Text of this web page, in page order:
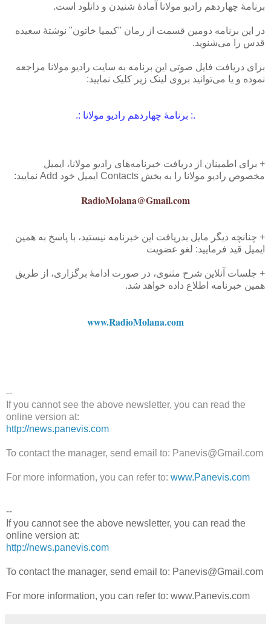
برنامهٔ چهاردهم رادیو مولانا آمادهٔ شنیدن و دانلود است.
در این برنامه دومین قسمت از رمان "کیمیا خاتون" نوشتهٔ سعیده
قدس را می‌شنوید.
برای دریافت فایل‌ صوتی این برنامه به سایت رادیو مولانا مراجعه
نموده و یا می‌توانید بروی لینک زیر کلیک نمایید:
.: برنامهٔ چهاردهم رادیو مولانا :.
+ برای اطمینان از دریافت خبرنامه‌های رادیو مولانا، ایمیل
مخصوص رادیو مولانا را به بخش Contacts ایمیل خود Add نمایید:
RadioMolana@Gmail.com
+ چنانچه دیگر مایل بدریافت این خبرنامه نیستید، با پاسخ به همین
ایمیل قید فرمایید: لغو عضویت
+ جلسات آنلاین شرح مثنوی، در صورت ادامهٔ برگزاری، از طریق
همین خبرنامه اطلاع داده خواهد شد.
www.RadioMolana.com
--
If you cannot see the above newsletter, you can read the
online version at:
http://news.panevis.com
To contact the manager, send email to: Panevis@Gmail.com
For more information, you can refer to: www.Panevis.com
--
If you cannot see the above newsletter, you can read the
online version at:
http://news.panevis.com
To contact the manager, send email to: Panevis@Gmail.com
For more information, you can refer to: www.Panevis.com